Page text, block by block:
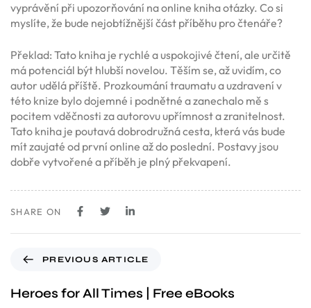
vyprávění při upozorňování na online kniha otázky. Co si
myslíte, že bude nejobtížnější část příběhu pro čtenáře?
Překlad: Tato kniha je rychlé a uspokojivé čtení, ale určitě
má potenciál být hlubší novelou. Těším se, až uvidím, co
autor udělá příště. Prozkoumání traumatu a uzdravení v
této knize bylo dojemné i podnětné a zanechalo mě s
pocitem vděčnosti za autorovu upřímnost a zranitelnost.
Tato kniha je poutavá dobrodružná cesta, která vás bude
mít zaujaté od první online až do poslední. Postavy jsou
dobře vytvořené a příběh je plný překvapení.
SHARE ON
PREVIOUS ARTICLE
Heroes for All Times | Free eBooks